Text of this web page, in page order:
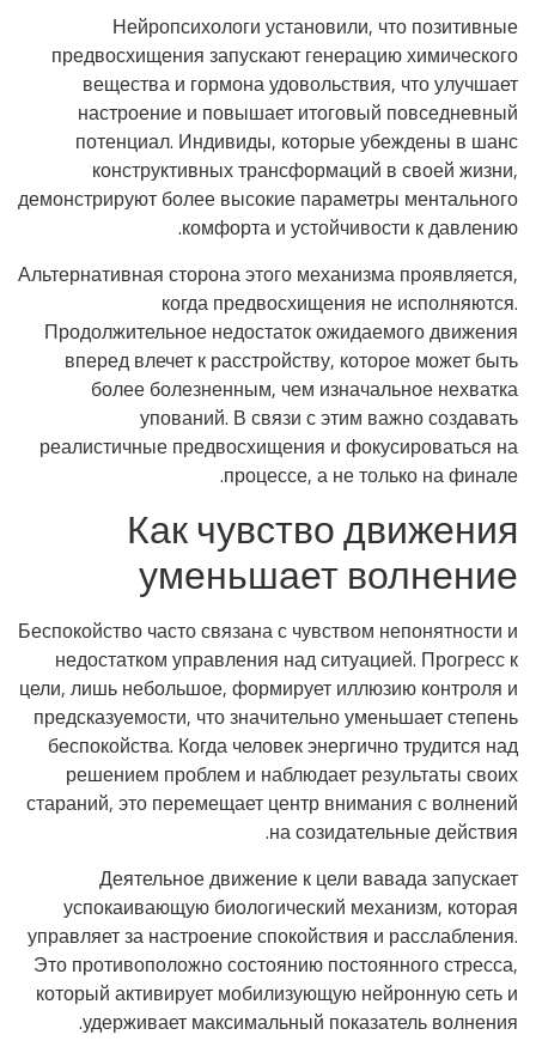
Нейропсихологи установили, что позитивные
предвосхищения запускают генерацию химического
вещества и гормона удовольствия, что улучшает
настроение и повышает итоговый повседневный
потенциал. Индивиды, которые убеждены в шанс
конструктивных трансформаций в своей жизни,
демонстрируют более высокие параметры ментального
комфорта и устойчивости к давлению.
Альтернативная сторона этого механизма проявляется,
когда предвосхищения не исполняются.
Продолжительное недостаток ожидаемого движения
вперед влечет к расстройству, которое может быть
более болезненным, чем изначальное нехватка
упований. В связи с этим важно создавать
реалистичные предвосхищения и фокусироваться на
процессе, а не только на финале.
Как чувство движения
уменьшает волнение
Беспокойство часто связана с чувством непонятности и
недостатком управления над ситуацией. Прогресс к
цели, лишь небольшое, формирует иллюзию контроля и
предсказуемости, что значительно уменьшает степень
беспокойства. Когда человек энергично трудится над
решением проблем и наблюдает результаты своих
стараний, это перемещает центр внимания с волнений
на созидательные действия.
Деятельное движение к цели вавада запускает
успокаивающую биологический механизм, которая
управляет за настроение спокойствия и расслабления.
Это противоположно состоянию постоянного стресса,
который активирует мобилизующую нейронную сеть и
удерживает максимальный показатель волнения.